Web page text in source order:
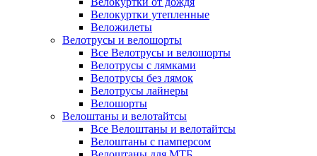
Велокуртки утепленные
Веложилеты
Велотрусы и велошорты
Все Велотрусы и велошорты
Велотрусы с лямками
Велотрусы без лямок
Велотрусы лайнеры
Велошорты
Велоштаны и велотайтсы
Все Велоштаны и велотайтсы
Велоштаны с памперсом